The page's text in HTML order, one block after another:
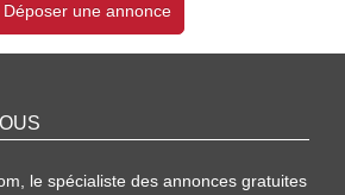
Déposer une annonce
le spécialiste des annonces gratuites